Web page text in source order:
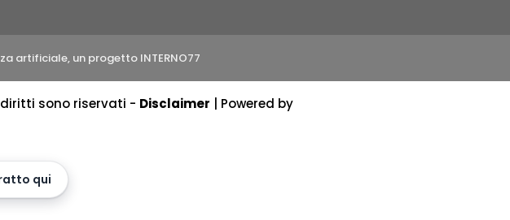
artificiale, un progetto INTERNO77
diritti sono riservati - Disclaimer | Powered by
qui